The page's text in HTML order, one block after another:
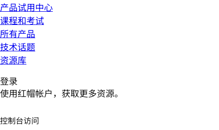
产品试用中心
课程和考试
所有产品
技术话题
资源库
登录
使用红帽帐户，获取更多资源。
控制台访问